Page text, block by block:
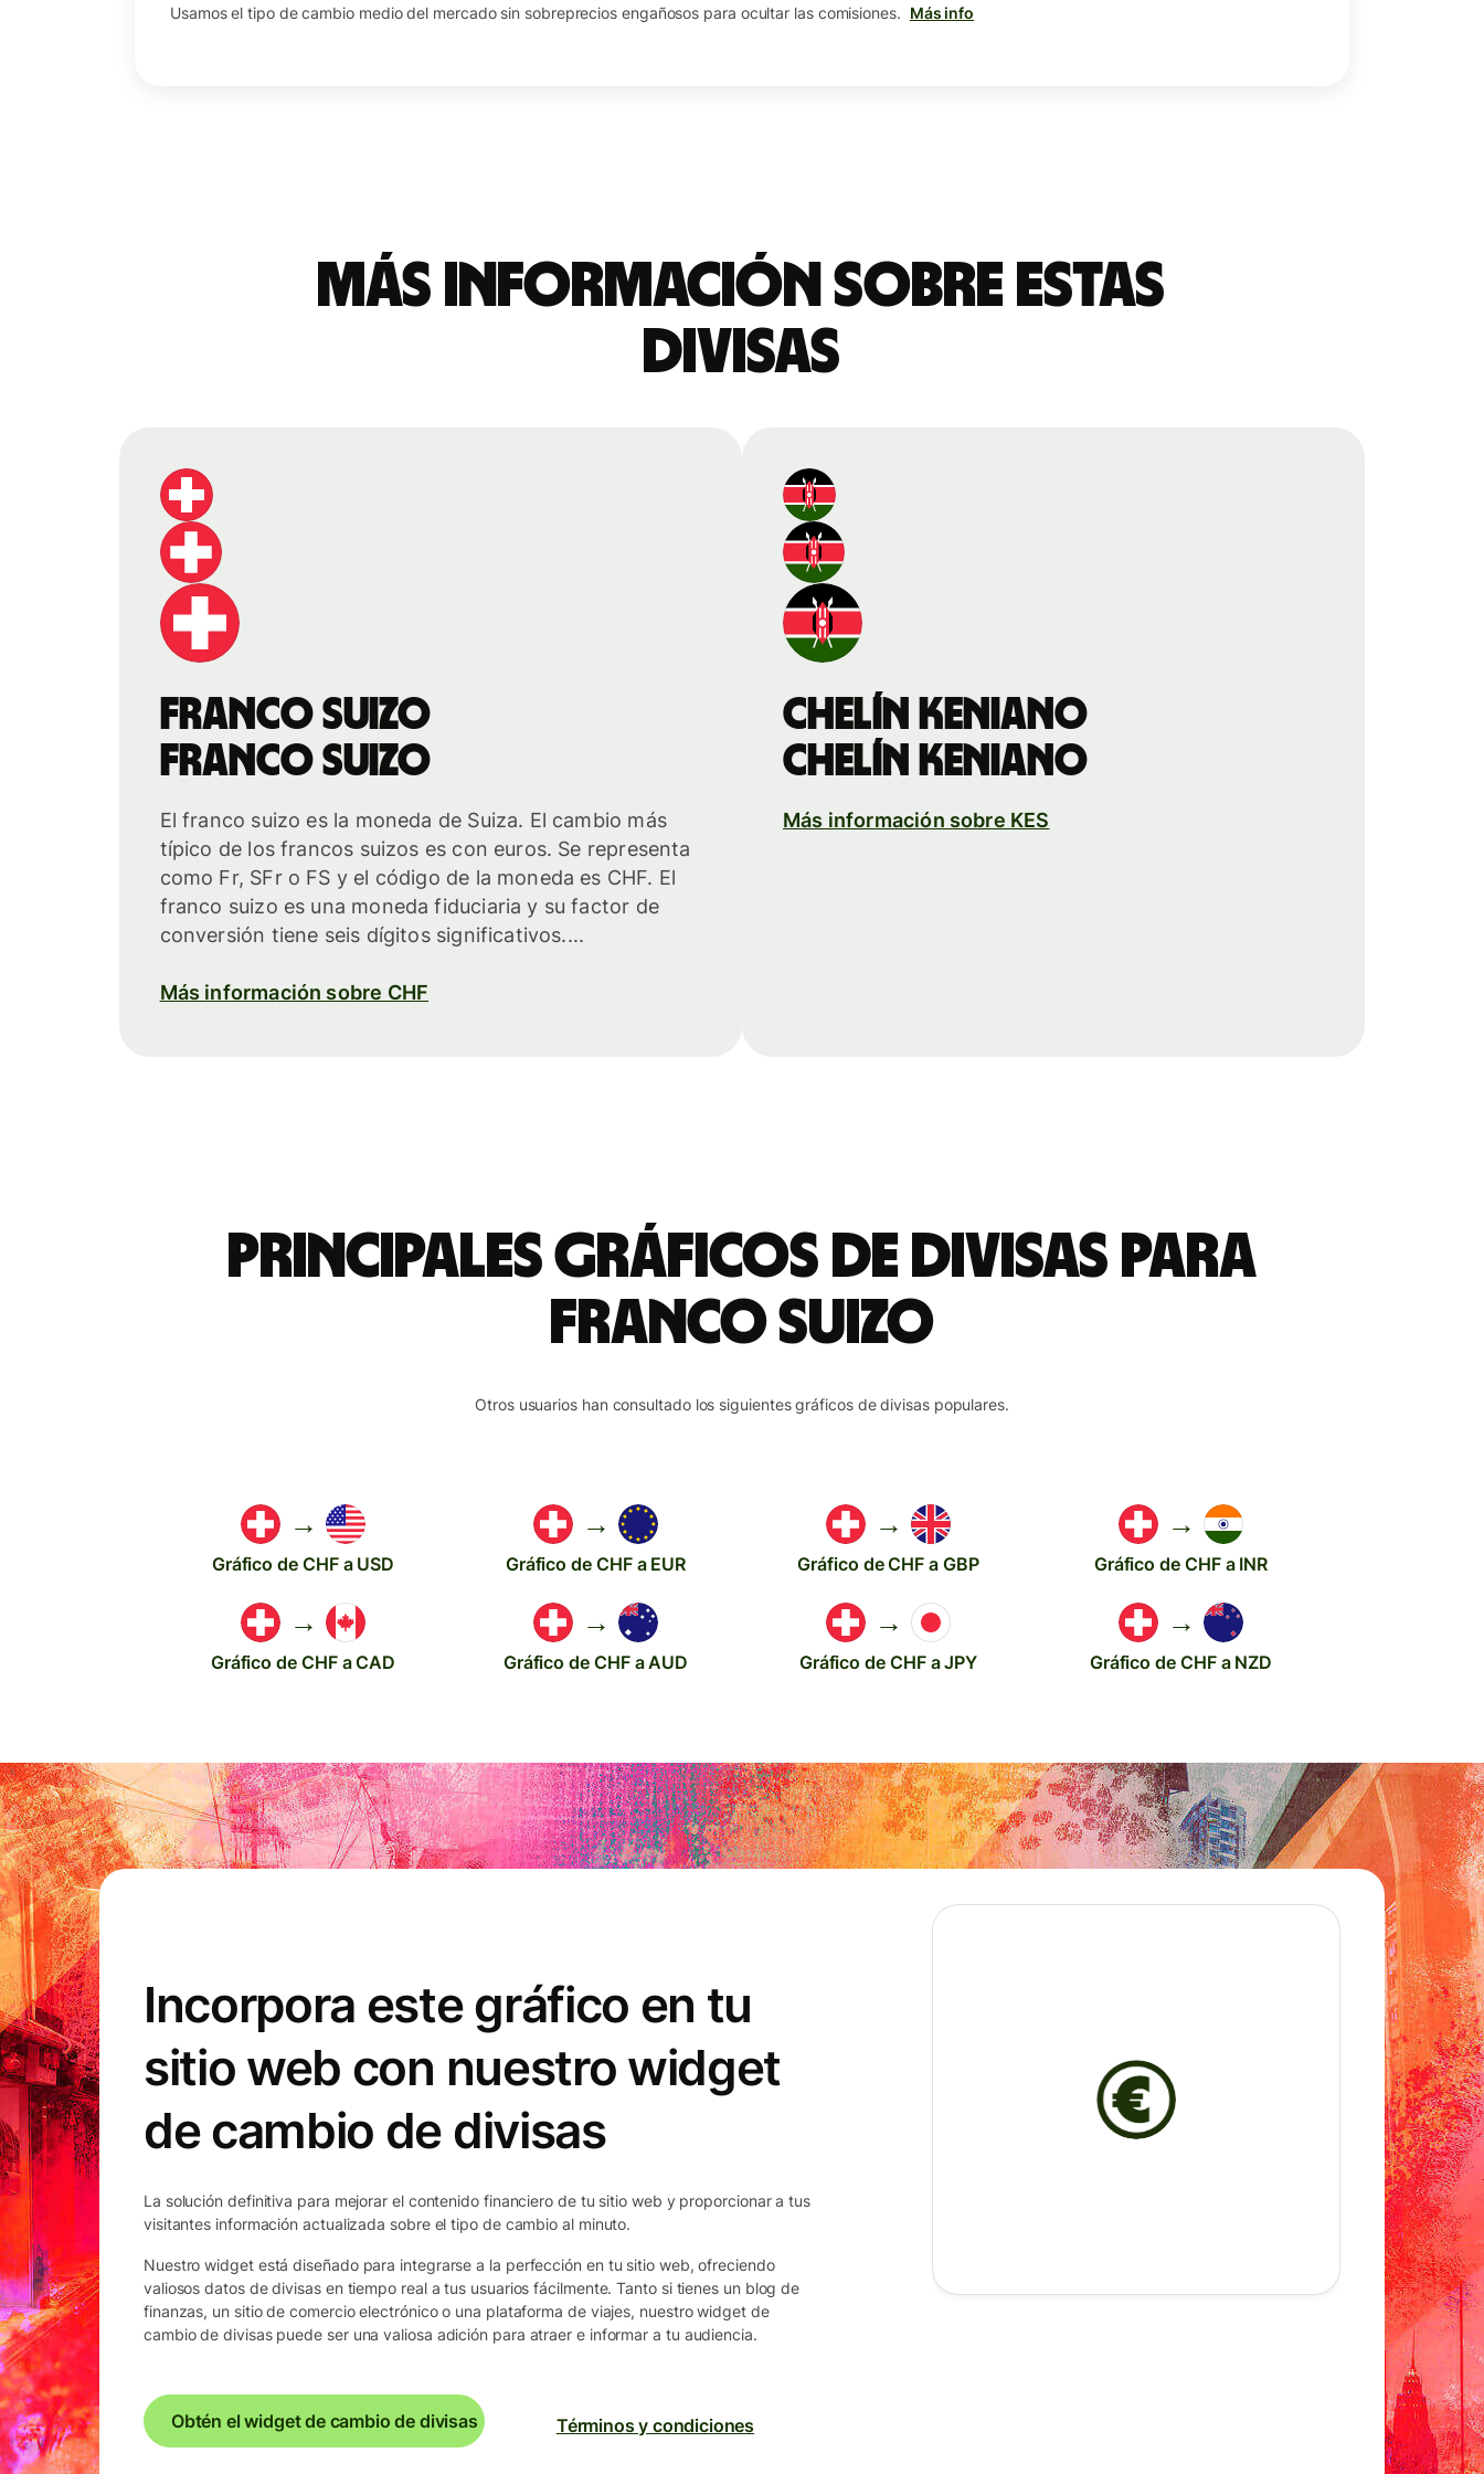
Usamos el tipo de cambio medio del mercado sin sobreprecios engañosos para ocultar las comisiones. Más info
Más información sobre estas
divisas
franco suizo
franco suizo
El franco suizo es la moneda de Suiza. El cambio más
típico de los francos suizos es con euros. Se representa
como Fr, SFr o FS y el código de la moneda es CHF. El
franco suizo es una moneda fiduciaria y su factor de
conversión tiene seis dígitos significativos....
Más información sobre CHF
chelín keniano
chelín keniano
Más información sobre KES
Principales gráficos de divisas para
franco suizo
Otros usuarios han consultado los siguientes gráficos de divisas populares.
→
Gráfico de CHF a USD
→
Gráfico de CHF a EUR
→
Gráfico de CHF a GBP
→
Gráfico de CHF a INR
→
Gráfico de CHF a CAD
→
Gráfico de CHF a AUD
→
Gráfico de CHF a JPY
→
Gráfico de CHF a NZD
Incorpora este gráfico en tu
sitio web con nuestro widget
de cambio de divisas
La solución definitiva para mejorar el contenido financiero de tu sitio web y proporcionar a tus
visitantes información actualizada sobre el tipo de cambio al minuto.
Nuestro widget está diseñado para integrarse a la perfección en tu sitio web, ofreciendo
valiosos datos de divisas en tiempo real a tus usuarios fácilmente. Tanto si tienes un blog de
finanzas, un sitio de comercio electrónico o una plataforma de viajes, nuestro widget de
cambio de divisas puede ser una valiosa adición para atraer e informar a tu audiencia.
Obtén el widget de cambio de divisas Términos y condiciones